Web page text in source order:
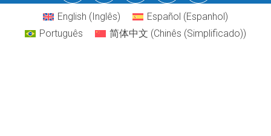
English (Inglês) Español (Espanhol)
Português
简体中文 (Chinês (Simplificado))